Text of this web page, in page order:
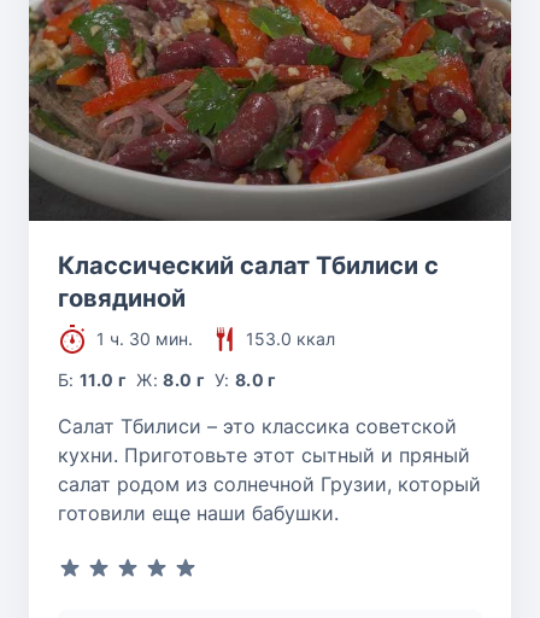
Классический салат Тбилиси с
говядиной
1 ч. 30 мин.
153.0 ккал
Б:11.0 г Ж:8.0 г У:8.0 г
Салат Тбилиси – это классика советской
кухни. Приготовьте этот сытный и пряный
салат родом из солнечной Грузии, который
готовили еще наши бабушки.